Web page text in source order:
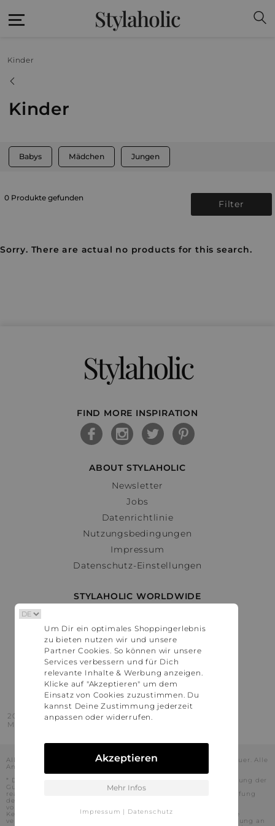
Stylaholic
Kinder
Kinder
Babys Mädchen Jungen
0 Produkte gefunden
Filter
Sorry. There are actual no products for this search.
Stylaholic
FIND MORE INSPIRATION
ABOUT STYLAHOLIC
Newsletter
Jobs
Datenrichtlinie
Nutzungsbedingungen
Impressum
Datenschutz-Einstellungen
STYLAHOLIC WORLDWIDE
Österreich
Schweiz
France
United States
2016 - 2026 © Stylaholic.
Made for you with love in munich.
Alle Preise inkl. der jeweils geltenden gesetzlichen Mehrwertsteuer. Alle
Angaben ohne Gewähr.
* Die angezeigten Preise beinhalten Rabatte, die durch die Nutzung der
Gutschein-Codes auf den Seiten unserer Partner voraussichtlich
realisiert werden können. Stylaholic führt keine vollständige Prüfung
der Gutschein-Codes durch und es kann daher in Einzelfällen
vorkommen, dass die Gutscheine abweichend von unserem
Kenntnisstand bei dem jeweiligen Shop nicht oder nur teilweise
verwendet werden können. Darüber hinaus kann deren Verwendung an
Um Dir ein optimales Shoppingerlebnis
zu bieten nutzen wir und unsere
Partner Cookies. So können wir unsere
Services verbessern und für Dich
relevante Inhalte & Werbung anzeigen.
Klicke auf "Akzeptieren" um dem
Einsatz von Cookies zuzustimmen. Du
kannst Deine Zustimmung jederzeit
anpassen oder widerrufen.
Akzeptieren
Mehr Infos
Impressum | Datenschutz